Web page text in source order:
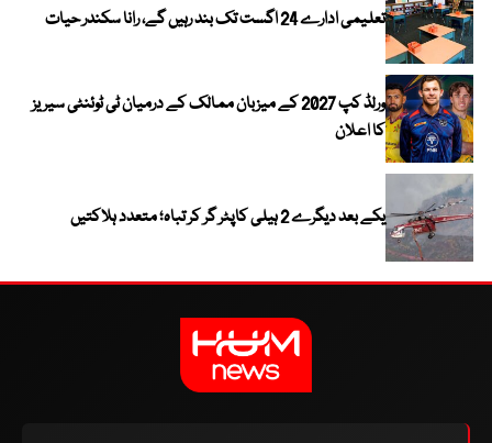
تعلیمی ادارے 24 اگست تک بند رہیں گے، رانا سکندر حیات
ورلڈ کپ 2027 کے میزبان ممالک کے درمیان ٹی ٹوئنٹی سیریز
کا اعلان
یکے بعد دیگرے 2 ہیلی کاپٹر گر کر تباہ؛ متعدد ہلاکتیں